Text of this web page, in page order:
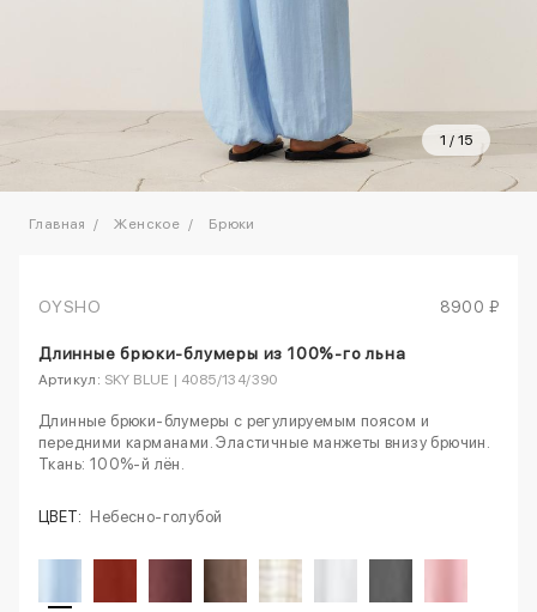
1 / 15
Главная Женское Брюки
OYSHO 8900 ₽
Длинные брюки-блумеры из 100%-го льна
Артикул: SKY BLUE | 4085/134/390
Длинные брюки-блумеры с регулируемым поясом и
передними карманами. Эластичные манжеты внизу брючин.
Ткань: 100%-й лён.
ЦВЕТ: Небесно-голубой